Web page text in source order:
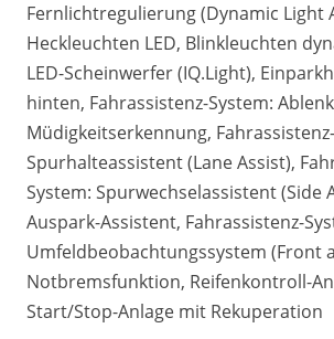
Fernlichtregulierung (Dynamic Light
Heckleuchten LED, Blinkleuchten
LED-Scheinwerfer (IQ.Light),
hinten, Fahrassistenz-System:
Müdigkeitserkennung,
Spurhalteassistent (Lane Assist),
System: Spurwechselassistent (Side
Auspark-Assistent, Fahrassistenz-
Umfeldbeobachtungssystem (Front
Notbremsfunktion, Reifenkontroll-
Start/Stop-Anlage mit Rekuperation